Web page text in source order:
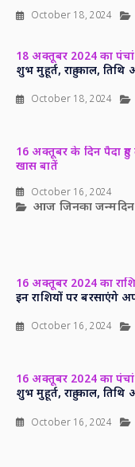
October 18, 2024
18 अक्तूबर 2024 का
शुभ मुहूर्त, राहु काल, तिथि
October 18, 2024
16 अक्तूबर के दिन पैदा
खास बातें
October 16, 2024
आज जिनका
16 अक्तूबर 2024 का
इन राशियों पर बरसाएंगे
October 16, 2024
16 अक्तूबर 2024 का
शुभ मुहूर्त, राहु काल, तिथि
October 16, 2024